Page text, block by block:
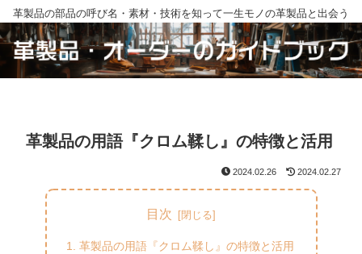
革製品の部品の呼び名・素材・技術を知って一生モノの革製品と出会う
革製品の用語『クロム鞣し』の特徴と活用
2024.02.26 2024.02.27
目次
革製品の用語『クロム鞣し』の特徴と活用